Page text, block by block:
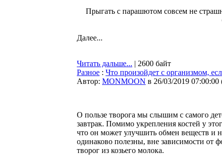
Прыгать с парашютом совсем не
Далее...
Читать дальше... | 2600 байт
Разное : Что произойдет с организмом,
Автор: MONMOON в 26/03/2019 07:00:00
О пользе творога мы слышим с самого
завтрак. Помимо укрепления костей у
что он может улучшить обмен веществ и
одинаково полезны, вне зависимости от
творог из козьего молока.